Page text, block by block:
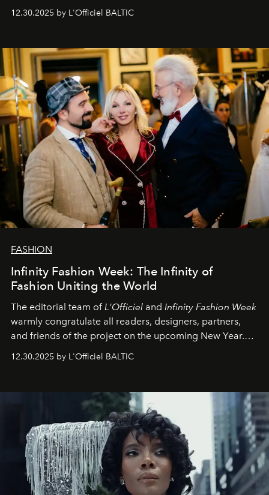
Šajā brīdī mums svarīgi pateikties visiem, kas bija kopā
sākums. Ar vissirsnīgākajiem laba vēlējumiem jūsu
L’Officiel Baltic
komanda.
12.30.2025 by L'Officiel BALTIC
FASHION
Infinity Fashion Week: The Infinity of
Fashion Uniting the World
The editorial team of L'Officiel and Infinity Fashion Week
warmly congratulate all readers, designers, partners,
and friends of the project on the upcoming New Year.
achievements.
12.30.2025 by L'Officiel BALTIC